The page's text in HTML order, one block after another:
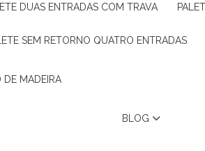
DUAS ENTRADAS COM TRAVA
SEM RETORNO QUATRO ENTRADAS
DE MADEIRA
BLOG